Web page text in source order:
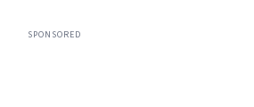
SPONSORED